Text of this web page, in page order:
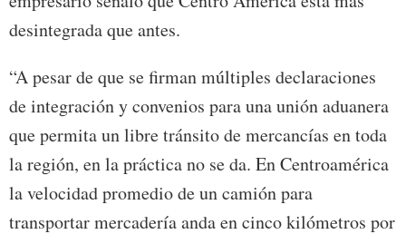
desintegrada que antes.
“A pesar de que se firman múltiples declaraciones
de integración y convenios para una unión aduanera
que permita un libre tránsito de mercancías en toda
la región, en la práctica no se da. En Centroamérica
la velocidad promedio de un camión para
transportar mercadería anda en cinco kilómetros por